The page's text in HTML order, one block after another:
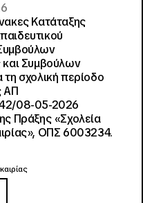
Κατάταξης
και Συμβούλων
σχολική περίοδο
ΑΠ
08-05-2026
Πράξης «Σχολεία
ΟΠΣ 6003234.